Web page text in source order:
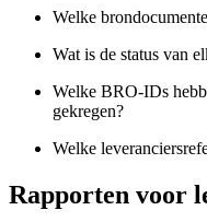
Welke
Wat is de status van
Welke BRO-IDs
gekregen?
Welke
Rapporten voor